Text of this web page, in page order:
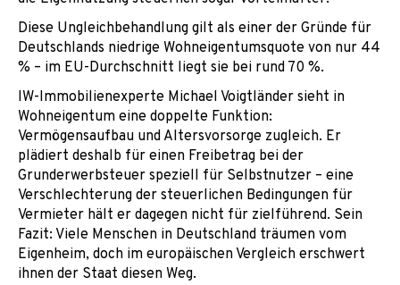
Diese Ungleichbehandlung gilt als einer der Gründe für
Deutschlands niedrige Wohneigentumsquote von nur 44
% – im EU-Durchschnitt liegt sie bei rund 70 %.
IW-Immobilienexperte Michael Voigtländer sieht in
Wohneigentum eine doppelte Funktion:
Vermögensaufbau und Altersvorsorge zugleich. Er
plädiert deshalb für einen Freibetrag bei der
Grunderwerbsteuer speziell für Selbstnutzer – eine
Verschlechterung der steuerlichen Bedingungen für
Vermieter hält er dagegen nicht für zielführend. Sein
Fazit: Viele Menschen in Deutschland träumen vom
Eigenheim, doch im europäischen Vergleich erschwert
ihnen der Staat diesen Weg.